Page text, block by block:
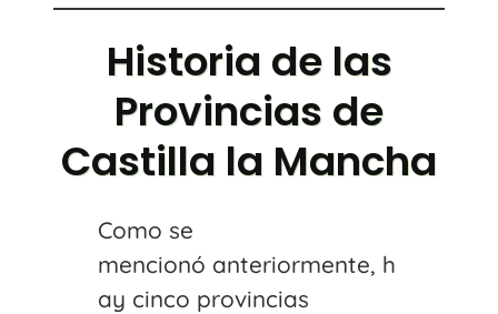
Historia de las
Provincias de
Castilla la Mancha
Como se
mencionó anteriormente, h
ay cinco provincias